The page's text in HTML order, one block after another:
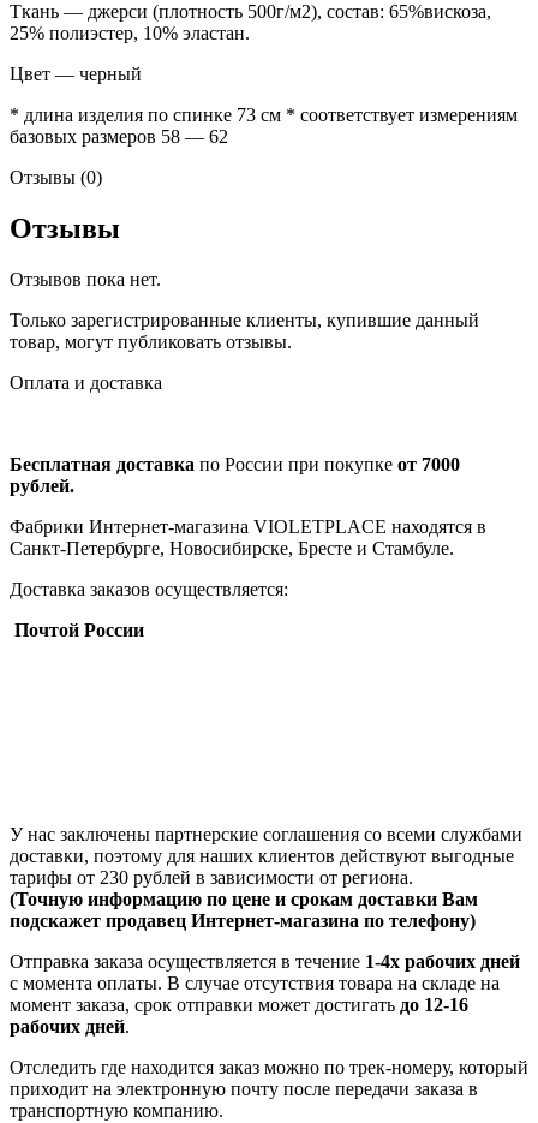
Ткань — джерси (плотность 500г/м2), состав: 65%вискоза,
25% полиэстер, 10% эластан.
Цвет — черный
* длина изделия по спинке 73 см * соответствует измерениям
базовых размеров 58 — 62
Отзывы (0)
Отзывы
Отзывов пока нет.
Только зарегистрированные клиенты, купившие данный
товар, могут публиковать отзывы.
Оплата и доставка
Бесплатная доставка по России при покупке от 7000
рублей.
Фабрики Интернет-магазина VIOLETPLACE находятся в
Санкт-Петербурге, Новосибирске, Бресте и Стамбуле.
Доставка заказов осуществляется:
Почтой России
У нас заключены партнерские соглашения со всеми службами
доставки, поэтому для наших клиентов действуют выгодные
тарифы от 230 рублей в зависимости от региона.
(Точную информацию по цене и срокам доставки Вам
подскажет продавец Интернет-магазина по телефону)
Отправка заказа осуществляется в течение 1-4х рабочих дней
с момента оплаты. В случае отсутствия товара на складе на
момент заказа, срок отправки может достигать до 12-16
рабочих дней.
Отследить где находится заказ можно по трек-номеру, который
приходит на электронную почту после передачи заказа в
транспортную компанию.